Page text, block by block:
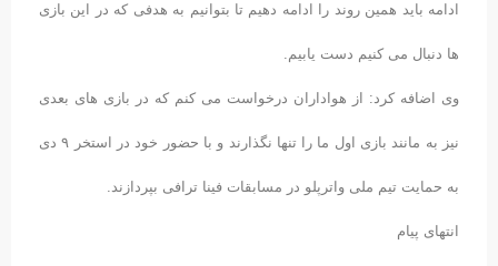
ادامه باید همین روند را ادامه دهیم تا بتوانیم به هدفی که در این بازی
ها دنبال می کنیم دست یابیم.
وی اضافه کرد: از هواداران درخواست می کنم که در بازی های بعدی
نیز به مانند بازی اول ما را تنها نگذارند و با حضور خود در استخر ۹ دی
به حمایت تیم ملی واترپلو در مسابقات فینا ترافی بپردازند.
انتهای پیام